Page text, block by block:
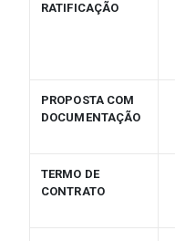
RATIFICAÇÃO
PROPOSTA COM
DOCUMENTAÇÃO
TERMO DE
CONTRATO